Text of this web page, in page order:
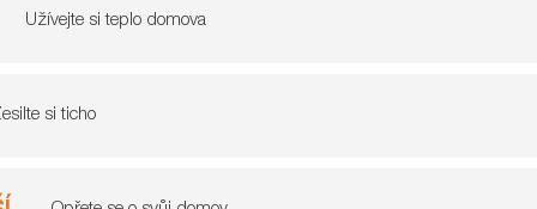
Užívejte si teplo domova
si ticho